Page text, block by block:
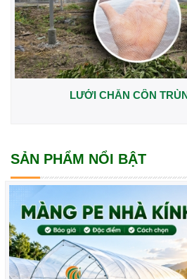
LƯỚI CHẮN CÔN
SẢN PHẨM NỔI BẬT